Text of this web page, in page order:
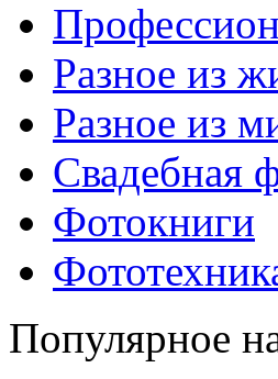
Разное из
Разное из
Свадебная
Фотокниги
Популярное